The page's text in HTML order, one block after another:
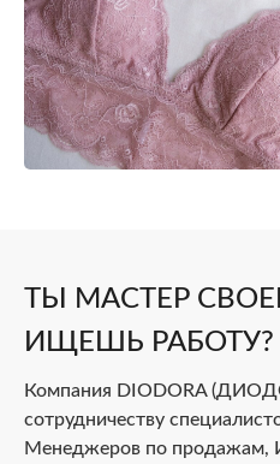
ТЫ МАСТЕР
ИЩЕШЬ РАБОТУ?
Компания DIODORA
сотрудничеству
Менеджеров по продажам,